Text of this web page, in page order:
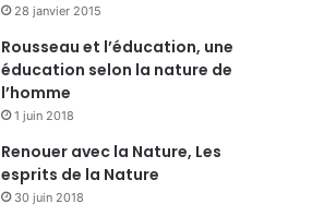
28 janvier 2015
Rousseau et l’éducation, une
éducation selon la nature de
l’homme
1 juin 2018
Renouer avec la Nature, Les
esprits de la Nature
30 juin 2018